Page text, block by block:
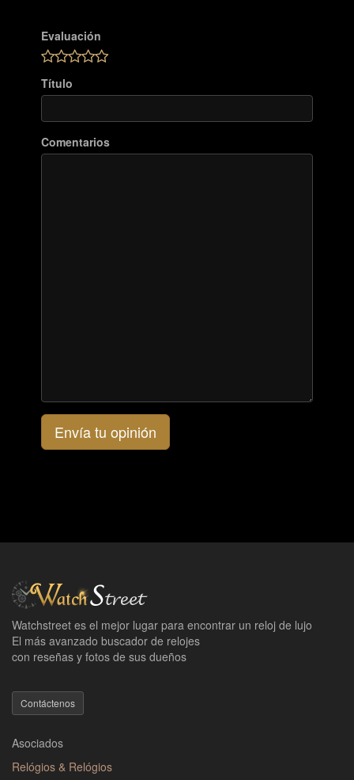
Evaluación
Título
Comentarios
Envía tu opinión
Watchstreet es el mejor lugar para encontrar un reloj de lujo
El más avanzado buscador de relojes
con reseñas y fotos de sus dueños
Contáctenos
Asociados
Relógios & Relógios